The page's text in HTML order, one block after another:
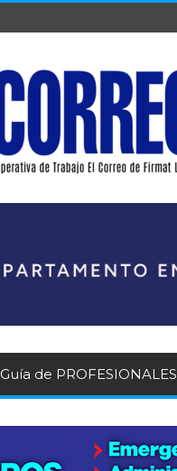
Guía de PROFESIONALES